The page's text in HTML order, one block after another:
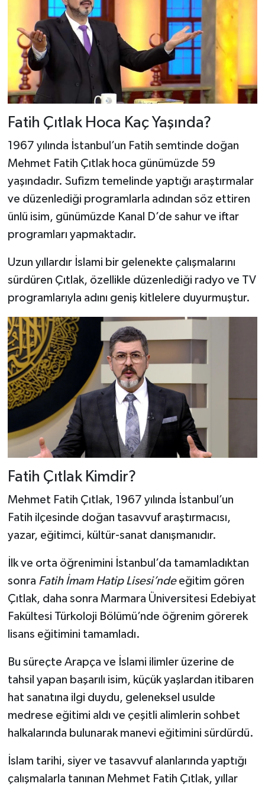
Fatih Çıtlak Hoca Kaç Yaşında?
1967 yılında İstanbul’un Fatih semtinde doğan
Mehmet Fatih Çıtlak hoca günümüzde 59
yaşındadır. Sufizm temelinde yaptığı araştırmalar
ve düzenlediği programlarla adından söz ettiren
ünlü isim, günümüzde Kanal D’de sahur ve iftar
programları yapmaktadır.
Uzun yıllardır İslami bir gelenekte çalışmalarını
sürdüren Çıtlak, özellikle düzenlediği radyo ve TV
programlarıyla adını geniş kitlelere duyurmuştur.
Fatih Çıtlak Kimdir?
Mehmet Fatih Çıtlak, 1967 yılında İstanbul’un
Fatih ilçesinde doğan tasavvuf araştırmacısı,
yazar, eğitimci, kültür-sanat danışmanıdır.
İlk ve orta öğrenimini İstanbul’da tamamladıktan
sonra Fatih İmam Hatip Lisesi’nde eğitim gören
Çıtlak, daha sonra Marmara Üniversitesi Edebiyat
Fakültesi Türkoloji Bölümü’nde öğrenim görerek
lisans eğitimini tamamladı.
Bu süreçte Arapça ve İslami ilimler üzerine de
tahsil yapan başarılı isim, küçük yaşlardan itibaren
hat sanatına ilgi duydu, geleneksel usulde
medrese eğitimi aldı ve çeşitli alimlerin sohbet
halkalarında bulunarak manevi eğitimini sürdürdü.
İslam tarihi, siyer ve tasavvuf alanlarında yaptığı
çalışmalarla tanınan Mehmet Fatih Çıtlak, yıllar